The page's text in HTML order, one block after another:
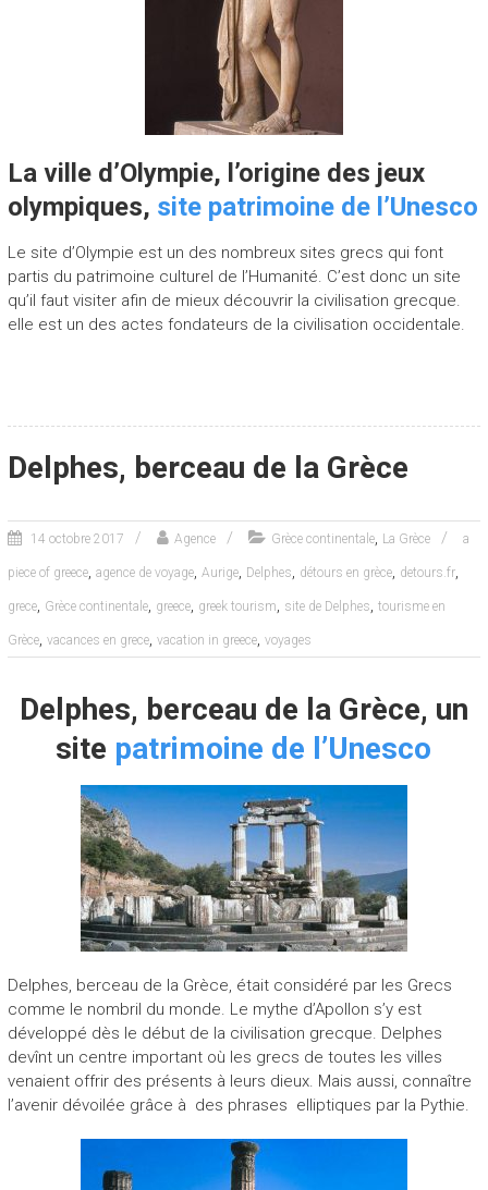
La ville d’Olympie, l’origine des jeux
olympiques, site patrimoine de l’Unesco
Le site d’Olympie est un des nombreux sites grecs qui font
partis du patrimoine culturel de l’Humanité. C’est donc un site
qu’il faut visiter afin de mieux découvrir la civilisation grecque.
elle est un des actes fondateurs de la civilisation occidentale.
Delphes, berceau de la Grèce
14 octobre 2017 Agence Grèce continentale, La Grèce a
piece of greece, agence de voyage, Aurige, Delphes détours en grèce, detours.fr,
grece, Grèce continentale, greece, greek tourism site de Delphes tourisme en
Grèce, vacances en grece, vacation in greece, voyages
Delphes, berceau de la Grèce, un
site patrimoine de l’Unesco
Delphes, berceau de la Grèce, était considéré par les Grecs
comme le nombril du monde. Le mythe d’Apollon s’y est
développé dès le début de la civilisation grecque. Delphes
devînt un centre important où les grecs de toutes les villes
venaient offrir des présents à leurs dieux. Mais aussi, connaître
l’avenir dévoilée grâce à des phrases elliptiques par la Pythie.